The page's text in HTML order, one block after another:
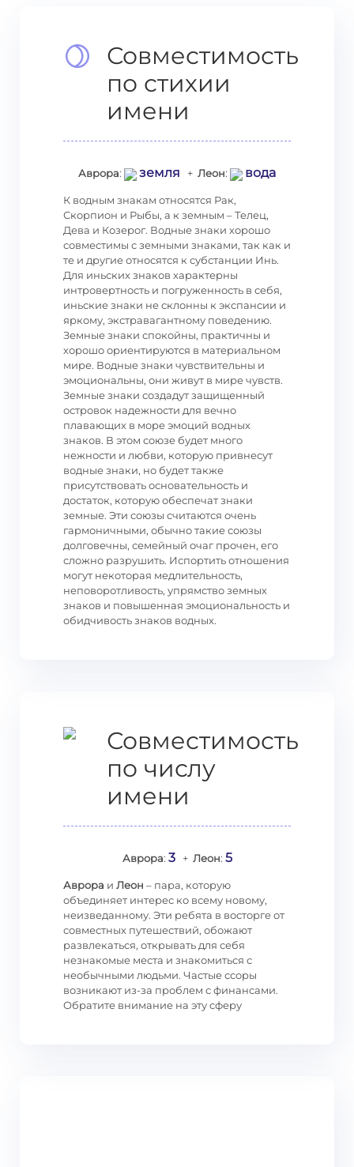
Совместимость
по стихии
имени
Аврора: земля + Леон: вода
К водным знакам относятся Рак,
Скорпион и Рыбы, а к земным – Телец,
Дева и Козерог. Водные знаки хорошо
совместимы с земными знаками, так как и
те и другие относятся к субстанции Инь.
Для иньских знаков характерны
интровертность и погруженность в себя,
иньские знаки не склонны к экспансии и
яркому, экстравагантному поведению.
Земные знаки спокойны, практичны и
хорошо ориентируются в материальном
мире. Водные знаки чувствительны и
эмоциональны, они живут в мире чувств.
Земные знаки создадут защищенный
островок надежности для вечно
плавающих в море эмоций водных
знаков. В этом союзе будет много
нежности и любви, которую привнесут
водные знаки, но будет также
присутствовать основательность и
достаток, которую обеспечат знаки
земные. Эти союзы считаются очень
гармоничными, обычно такие союзы
долговечны, семейный очаг прочен, его
сложно разрушить. Испортить отношения
могут некоторая медлительность,
неповоротливость, упрямство земных
знаков и повышенная эмоциональность и
обидчивость знаков водных.
Совместимость
по числу
имени
Аврора: 3+ Леон: 5
Аврора и Леон – пара, которую
объединяет интерес ко всему новому,
неизведанному. Эти ребята в восторге от
совместных путешествий, обожают
развлекаться, открывать для себя
незнакомые места и знакомиться с
необычными людьми. Частые ссоры
возникают из-за проблем с финансами.
Обратите внимание на эту сферу